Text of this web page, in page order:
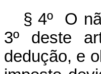
§ 4º O
3º deste
dedução, e